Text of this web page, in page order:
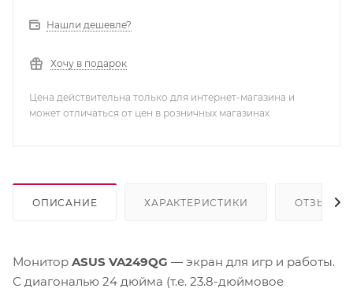
Нашли дешевле?
Хочу в подарок
Цена действительна только для интернет-магазина и
может отличаться от цен в розничных магазинах
ОПИСАНИЕ ХАРАКТЕРИСТИКИ ОТЗЫВЫ
Монитор ASUS VA249QG — экран для игр и работы.
С диагональю 24 дюйма (т.е. 23.8-дюймовое